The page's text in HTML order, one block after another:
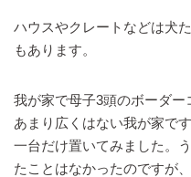
ハウスやクレートなどは犬
もあります。
我が家で母子3頭のボーダー
あまり広くはない我が家で
一台だけ置いてみました。
たことはなかったのですが